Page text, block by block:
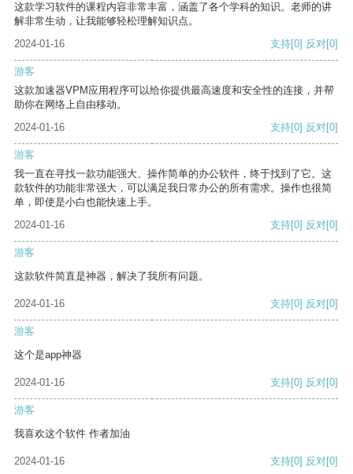
这款学习软件的课程内容非常丰富，涵盖了各个学科的知识。老师的讲
解非常生动，让我能够轻松理解知识点。
2024-01-16
支持[0] 反对[0]
游客
这款加速器VPM应用程序可以给你提供最高速度和安全性的连接，并帮
助你在网络上自由移动。
2024-01-16
支持[0] 反对[0]
游客
我一直在寻找一款功能强大、操作简单的办公软件，终于找到了它。这
款软件的功能非常强大，可以满足我日常办公的所有需求。操作也很简
单，即使是小白也能快速上手。
2024-01-16
支持[0] 反对[0]
游客
这款软件简直是神器，解决了我所有问题。
2024-01-16 支持[0] 反对[0]
游客
这个是app神器
2024-01-16 支持[0] 反对[0]
游客
我喜欢这个软件 作者加油
2024-01-16 支持[0] 反对[0]